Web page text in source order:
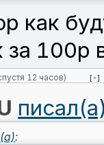
как
100р
12 часов) [-]
: